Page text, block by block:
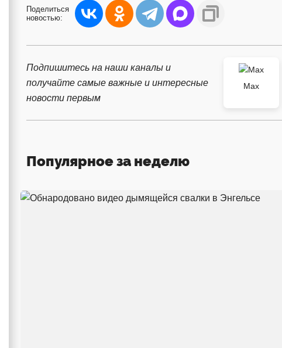
Поделиться
новостью:
Подпишитесь на наши каналы и
получайте самые важные и интересные
новости первым
Max
Популярное за неделю